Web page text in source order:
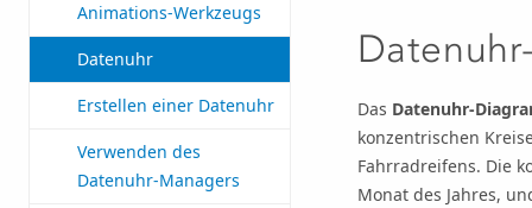
Animations-Werkzeugs
Datenuhr
Erstellen einer Datenuhr
Verwenden des
Datenuhr-Managers
Das Datenuhr-
konzentrischen
Fahrradreifens. Die
Monat des Jahres,